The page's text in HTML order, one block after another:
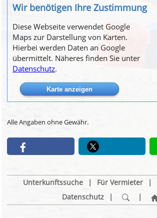
Wir benötigen Ihre Zustimmung
Diese Webseite verwendet Google
Maps zur Darstellung von Karten.
Hierbei werden Daten an Google
übermittelt. Näheres finden Sie unter
Datenschutz.
Alle Angaben ohne Gewähr.
Unterkunftssuche | Für Vermieter |
Datenschutz
| |